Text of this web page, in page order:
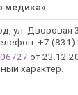
медика».
ул. Дворовая
+7 (831)
от
характер.